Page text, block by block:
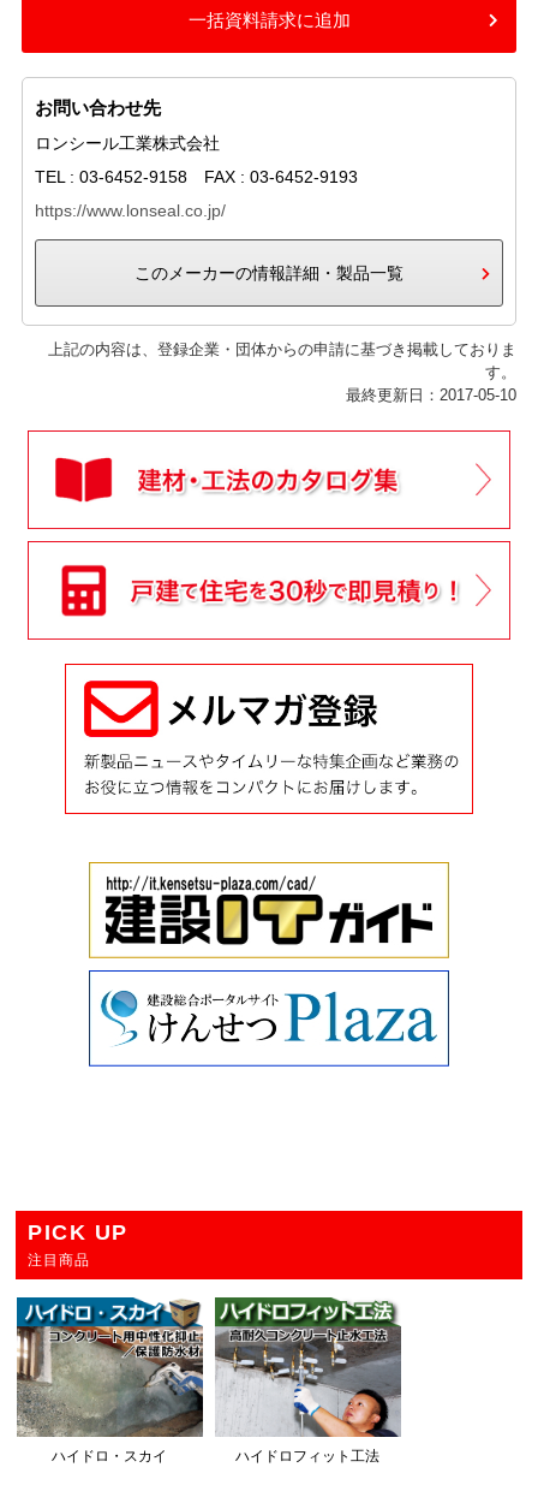
一括資料請求に追加
お問い合わせ先
ロンシール工業株式会社
TEL : 03-6452-9158 FAX : 03-6452-9193
https://www.lonseal.co.jp/
このメーカーの情報詳細・製品一覧
上記の内容は、登録企業・団体からの申請に基づき掲載しておりま
す。
最終更新日：2017-05-10
PICK UP
注目商品
ハイドロ・スカイ ハイドロフィット工法